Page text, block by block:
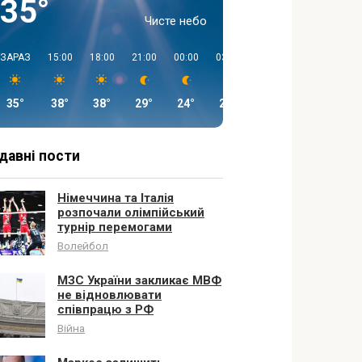
35° Чисте небо
ЗАРАЗ
35°
15:00
38°
18:00
38°
21:00
29°
00:00
24°
03:00
23°
пости
Німеччина та Італія
розпочали олімпійський
турнір перемогами
Волейбол
МЗС України закликає МВФ
не відновлювати
співпрацю з РФ
Війна